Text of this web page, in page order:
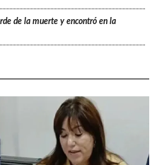
de la muerte y encontró en la